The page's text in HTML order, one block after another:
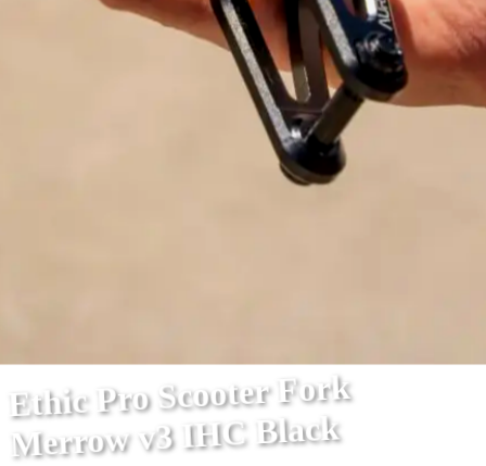
Ethic Pro Scooter Fork
Merrow v3 IHC Black